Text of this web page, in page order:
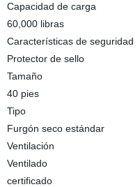
Capacidad de carga
60,000 libras
Características de seguridad
Protector de sello
Tamaño
40 pies
Tipo
Furgón seco estándar
Ventilación
Ventilado
certificado